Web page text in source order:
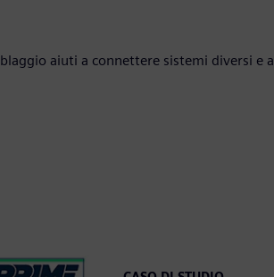
aiuti a connettere sistemi diversi e a